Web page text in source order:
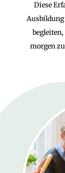
Diese
Ausbildung
morgen